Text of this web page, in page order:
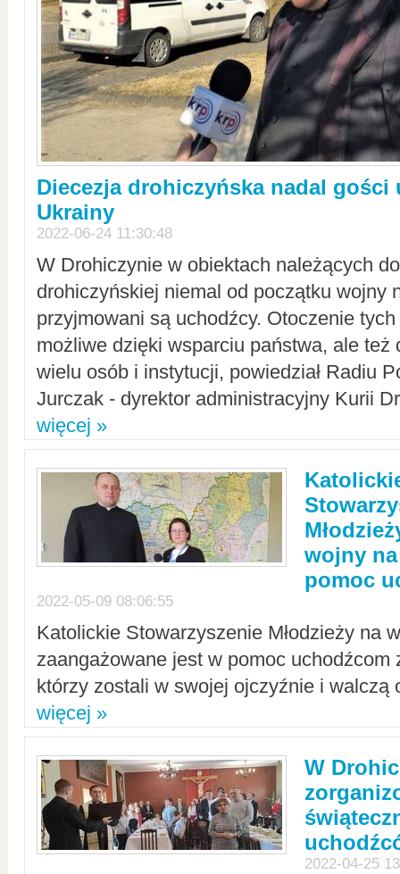
Diecezja drohiczyńska nadal gości
Ukrainy
2022-06-24 11:30:48
W Drohiczynie w obiektach należących
drohiczyńskiej niemal od początku wojny
przyjmowani są uchodźcy. Otoczenie
możliwe dzięki wsparciu państwa, ale też
wielu osób i instytucji, powiedział Radiu
Jurczak - dyrektor administracyjny Kurii
więcej »
wojny
pomoc
2022-05-09 08:06:55
Katolickie Stowarzyszenie Młodzieży na
zaangażowane jest w pomoc uchodźcom
którzy zostali w swojej ojczyźnie i walczą
więcej »
W
2022-04-25